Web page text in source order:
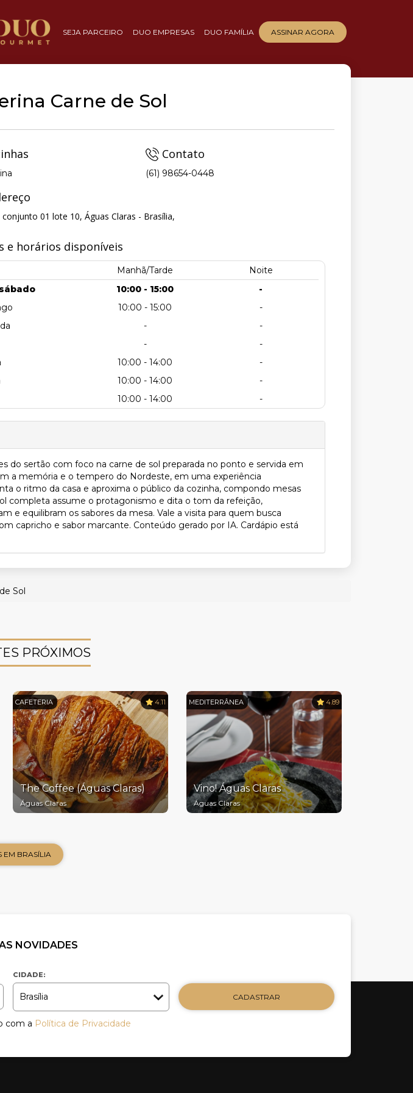
SEJA PARCEIRO DUO EMPRESAS DUO FAMÍLIA ASSINAR AGORA
Carne de Sol
Contato
(61) 98654-0448
conjunto 01 lote 10, Águas Claras - Brasília,
e horários disponíveis
Manhã/Tarde
Noite
10:00 - 15:00
-
10:00 - 15:00
-
-
-
-
-
10:00 - 14:00
-
10:00 - 14:00
-
10:00 - 14:00 -
do sertão com foco na carne de sol preparada no ponto e servida em
a memória e o tempero do Nordeste, em uma experiência
o ritmo da casa e aproxima o público da cozinha, compondo mesas
completa assume o protagonismo e dita o tom da refeição,
e equilibram os sabores da mesa. Vale a visita para quem busca
capricho e sabor marcante. Conteúdo gerado por IA. Cardápio está
Sol
PRÓXIMOS
CAFETERIA 4.11
The Coffee (Águas Claras)
Águas Claras
MEDITERRÂNEA 4.89
Vino! Águas Claras
Águas Claras
EM BRASÍLIA
NOVIDADES
CIDADE:
CADASTRAR
com a Política de Privacidade